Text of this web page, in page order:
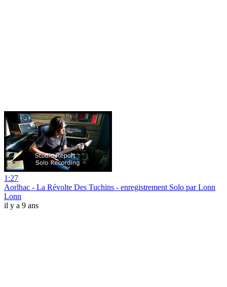
1:27
Aorlhac - La Révolte Des Tuchins - enregistrement Solo par Lonn
Lonn
il y a 9 ans